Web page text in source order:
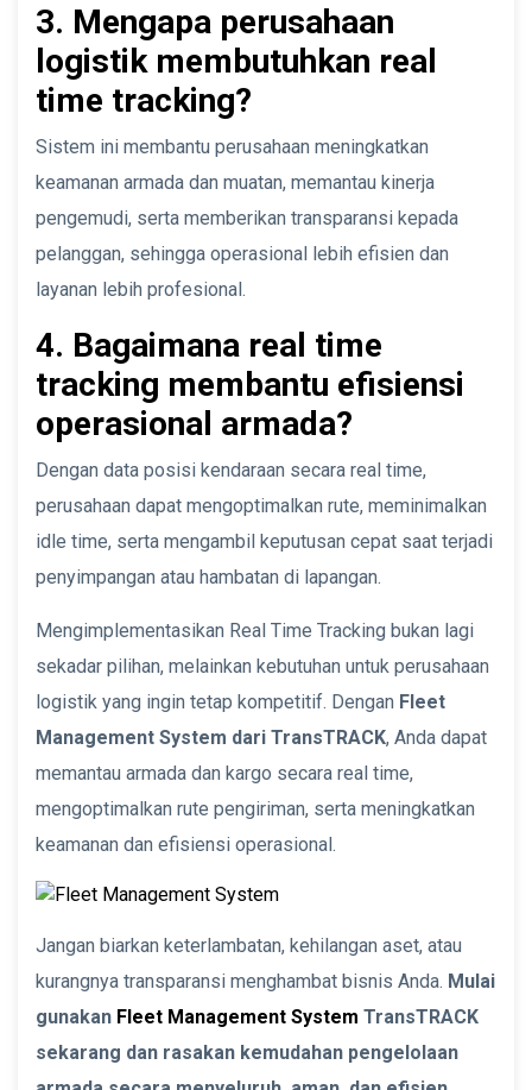
3. Mengapa perusahaan
logistik membutuhkan real
time tracking?
Sistem ini membantu perusahaan meningkatkan
keamanan armada dan muatan, memantau kinerja
pengemudi, serta memberikan transparansi kepada
pelanggan, sehingga operasional lebih efisien dan
layanan lebih profesional.
4. Bagaimana real time
tracking membantu efisiensi
operasional armada?
Dengan data posisi kendaraan secara real time,
perusahaan dapat mengoptimalkan rute, meminimalkan
idle time, serta mengambil keputusan cepat saat terjadi
penyimpangan atau hambatan di lapangan.
Mengimplementasikan Real Time Tracking bukan lagi
sekadar pilihan, melainkan kebutuhan untuk perusahaan
logistik yang ingin tetap kompetitif. Dengan Fleet
Management System dari TransTRACK, Anda dapat
memantau armada dan kargo secara real time,
mengoptimalkan rute pengiriman, serta meningkatkan
keamanan dan efisiensi operasional.
Jangan biarkan keterlambatan, kehilangan aset, atau
kurangnya transparansi menghambat bisnis Anda. Mulai
gunakan Fleet Management System TransTRACK
sekarang dan rasakan kemudahan pengelolaan